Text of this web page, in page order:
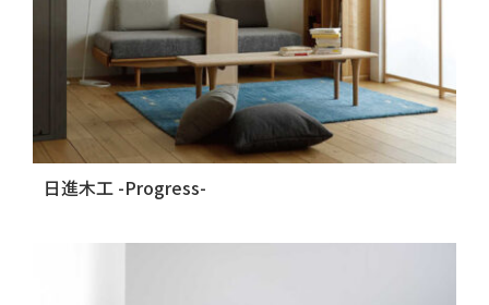
日進木工 -Progress-